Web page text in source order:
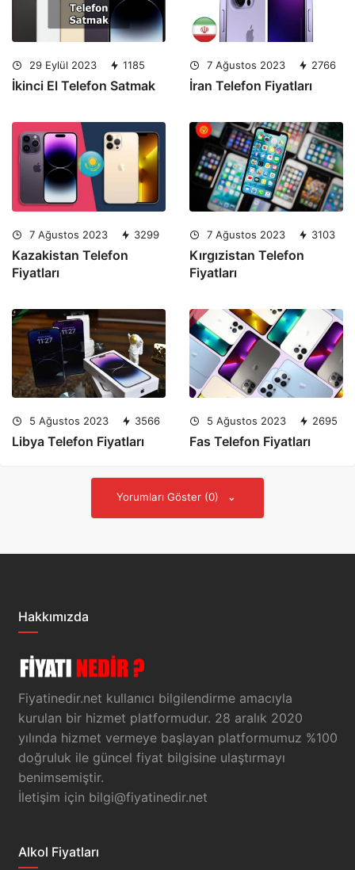
29 Eylül 2023 1185
İkinci El Telefon Satmak
7 Ağustos 2023 2766
İran Telefon Fiyatları
7 Ağustos 2023 3299
Kazakistan Telefon
Fiyatları
7 Ağustos 2023 3103
Kırgızistan Telefon
Fiyatları
5 Ağustos 2023 3566
Libya Telefon Fiyatları
5 Ağustos 2023 2695
Fas Telefon Fiyatları
Yorumları Göster (0)
Hakkımızda
Fiyatinedir.net kullanıcı bilgilendirme amacıyla
kurulan bir hizmet platformudur. 28 aralık 2020
yılında hizmet vermeye başlayan platformumuz %100
doğruluk ile güncel fiyat bilgisine ulaştırmayı
benimsemiştir.
İletişim için bilgi@fiyatinedir.net
Alkol Fiyatları